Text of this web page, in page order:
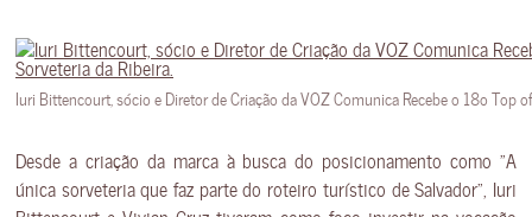
Iuri Bittencourt, sócio e Diretor de Criação da VOZ Comunica Recebe o 18o Top
Desde a criação da marca à busca do posicionamento como “A
única sorveteria que faz parte do roteiro turístico de Salvador”, Iuri